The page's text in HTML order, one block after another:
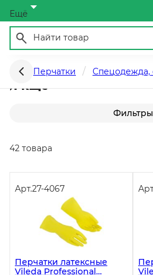
Ещё
Перчатки Спецодежда,
Перчатки
и кщс
Фильтры
42 товара
Арт.27-4067
Перчатки латексные
Vileda Professional